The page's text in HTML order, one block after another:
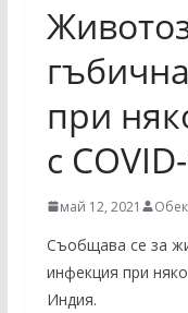
при
с
май 12, 2021
Съобщава се за
инфекция при
Индия.